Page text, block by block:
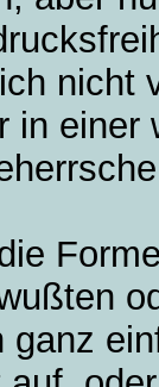
nicht
in einer
ganz